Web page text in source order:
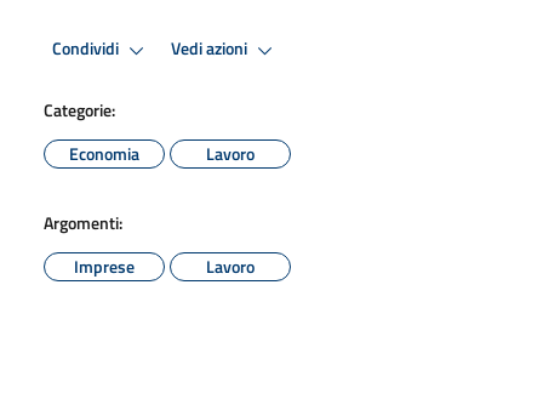
Condividi Vedi azioni
Categorie:
Economia
Lavoro
Argomenti:
Imprese
Lavoro